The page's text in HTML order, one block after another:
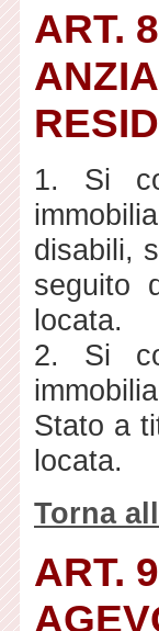
ART.
1. Si
disabili,
seguito
locata.
2. Si
Stato a
locata.
Torna
ART.